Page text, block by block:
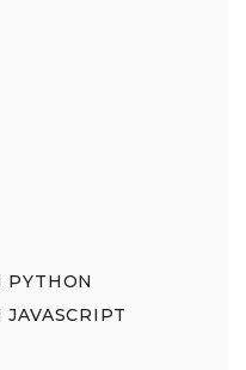
PYTHON